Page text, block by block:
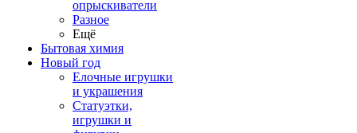
опрыскиватели
Разное
Ещё
Бытовая химия
Новый год
Елочные игрушки
и украшения
Статуэтки,
игрушки и